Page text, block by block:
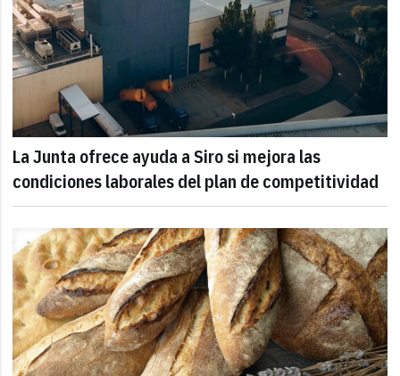
La Junta ofrece ayuda a Siro si mejora las
condiciones laborales del plan de competitividad